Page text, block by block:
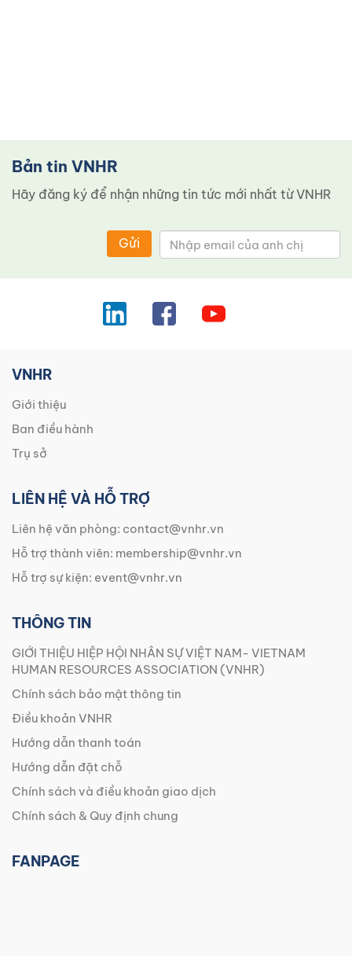
Bản tin VNHR
Hãy đăng ký để nhận những tin tức mới nhất từ ​​VNHR
Gửi
VNHR
Giới thiệu
Ban điều hành
Trụ sở
LIÊN HỆ VÀ HỖ TRỢ
Liên hệ văn phòng: contact@vnhr.vn
Hỗ trợ thành viên: membership@vnhr.vn
Hỗ trợ sự kiện: event@vnhr.vn
THÔNG TIN
GIỚI THIỆU HIỆP HỘI NHÂN SỰ VIỆT NAM- VIETNAM
HUMAN RESOURCES ASSOCIATION (VNHR)
Chính sách bảo mật thông tin
Điều khoản VNHR
Hướng dẫn thanh toán
Hướng dẫn đặt chỗ
Chính sách và điều khoản giao dịch
Chính sách & Quy định chung
FANPAGE